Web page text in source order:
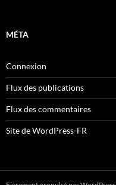
MÉTA
Connexion
Flux des publications
Flux des commentaires
Site de WordPress-FR